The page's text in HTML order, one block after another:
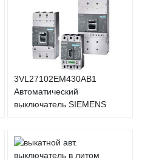
3VL27102EM430AB1
Автоматический
выключатель SIEMENS